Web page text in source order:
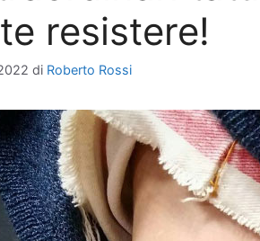
resistere!
di Roberto Rossi